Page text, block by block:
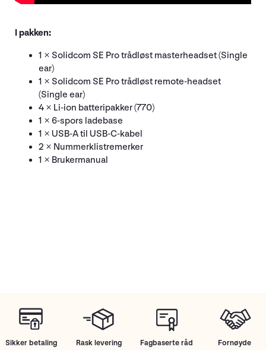
I pakken:
1 × Solidcom SE Pro trådløst masterheadset (Single
ear)
1 × Solidcom SE Pro trådløst remote-headset
(Single ear)
4 × Li-ion batteripakker (770)
1 × 6-spors ladebase
1 × USB-A til USB-C-kabel
2 × Nummerklistremerker
1 × Brukermanual
Sikker betaling Rask levering Fagbaserte råd
Fornøyde